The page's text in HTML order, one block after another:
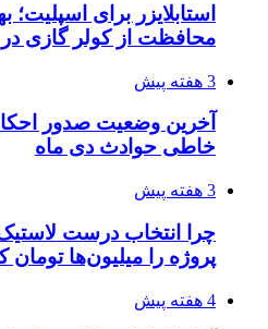
استابلایزر برای اسپلیت؛
محافظت از کولر گازی در
3 هفته پیش
آخرین وضعیت صدور
خاطی حوادث دی ماه
3 هفته پیش
چرا انتخاب درست
پروژه را میلیون‌ها
4 هفته پیش